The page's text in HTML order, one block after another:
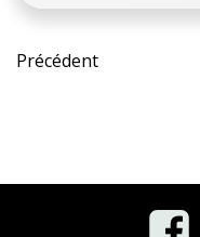
Post
Précédent